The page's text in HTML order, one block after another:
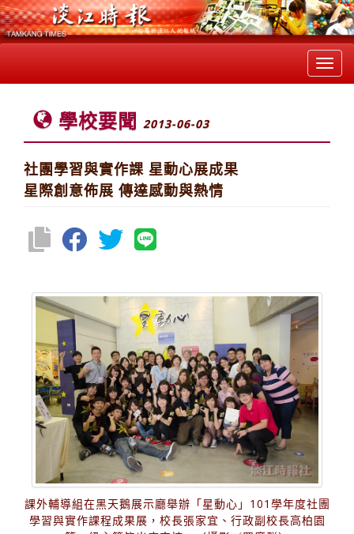
學校要聞 2013-06-03
社團學習與實作課 星動心展成果
星際創意佈展 傳達感動與熱情
課外輔導組在黑天鵝展示廳舉辦「星動心」101學年度社團
學習與實作課程成果展，校長張家宜、行政副校長高柏園